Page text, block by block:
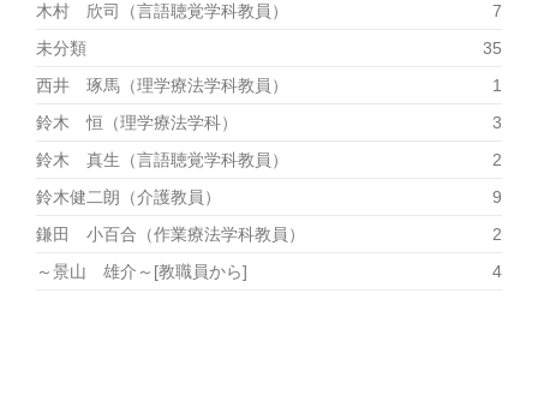
木村 欣司（言語聴覚学科教員）
7
未分類
35
西井 琢馬（理学療法学科教員）
1
鈴木 恒（理学療法学科）
3
鈴木 真生（言語聴覚学科教員）
2
鈴木健二朗（介護教員）
9
鎌田 小百合（作業療法学科教員）
2
～景山 雄介～[教職員から]
4